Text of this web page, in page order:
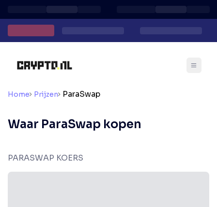
Home Prijzen ParaSwap
Waar ParaSwap kopen
PARASWAP KOERS